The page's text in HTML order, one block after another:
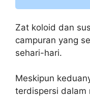
Zat koloid dan
campuran yang
sehari-hari.
Meskipun
terdispersi dalam